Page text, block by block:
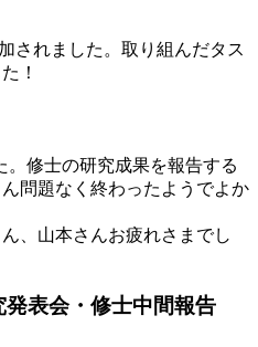
されました。取り組んだタス
！
修士の研究成果を報告する
問題なく終わったようでよか
、山本さんお疲れさまでし
表会・修士中間報告